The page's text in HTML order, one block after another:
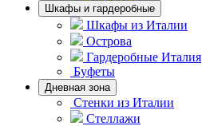
Шкафы и гардеробные
Шкафы из Италии
Острова
Гардеробные Италия
Буфеты
Дневная зона
Стенки из Италии
Стеллажи